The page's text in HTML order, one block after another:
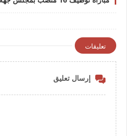
تعليقات
إرسال تعليق